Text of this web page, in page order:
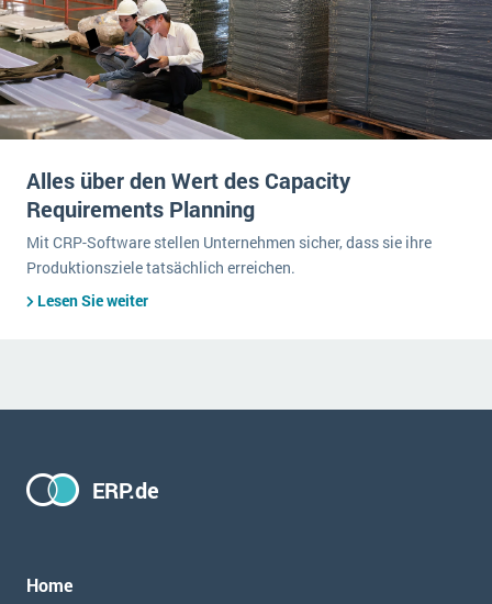
Alles über den Wert des Capacity
Requirements Planning
Mit CRP-Software stellen Unternehmen sicher, dass sie ihre
Produktionsziele tatsächlich erreichen.
Lesen Sie weiter
ERP.de
Home